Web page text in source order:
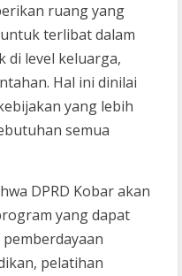
ruang yang
terlibat dalam
di level keluarga,
Hal ini dinilai
yang lebih
semua
DPRD Kobar akan
yang dapat
pelatihan